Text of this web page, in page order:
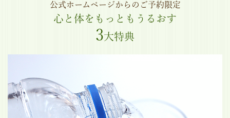
公式ホームページからのご予約限定
心と体をもっともうるおす
3大特典